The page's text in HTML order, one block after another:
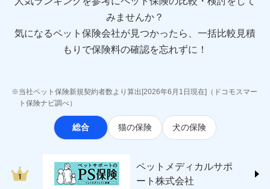
東京海上ダイレクト損害保険株式会社
(https://www.e-design.net/)
AIG損害保険株式会社
(https://www.sbisonpo.co.jp/)
ジェイアイ傷害火災保険株式会社
(https://www.jihoken.co.jp/)
ソニー損害保険株式会社
(https://www.sonysonpo.co.jp/)
japan.co.jp/)
ＳＯＭＰＯダイレクト損害保険株式会社
みませんか？
気になるペット保険会社が見つかったら、一括比較見積
もりで保険料の確認を忘れずに！
当社ペット保険新規契約者数より算出[2026年6月1日現在]（ドコモスマー
ト保険ナビ調べ）
総合 猫の保険 犬の保険
ペットメディカルサポ
ート株式会社